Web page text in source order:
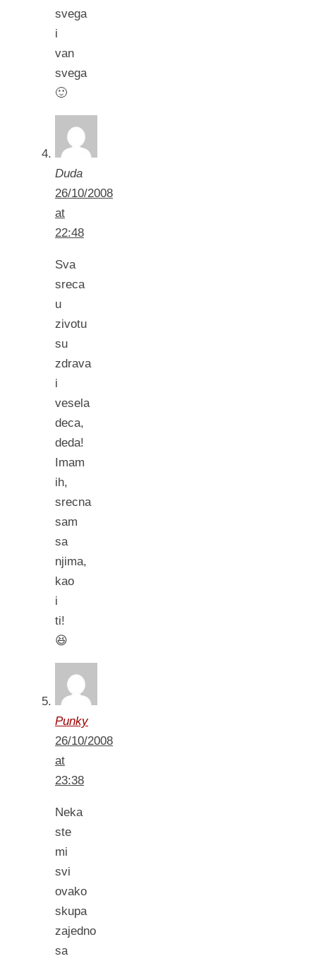
svega
i
van
svega
🙂
Duda
26/10/2008
at
22:48
Sva
sreca
u
zivotu
su
zdrava
i
vesela
deca,
deda!
Imam
ih,
srecna
sam
sa
njima,
kao
i
ti!
😆
Punky
26/10/2008
at
23:38
Neka
ste
mi
svi
ovako
skupa
zajedno
sa